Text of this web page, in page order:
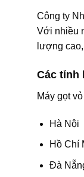
Công ty
Với nhiều
lượng
Các tỉnh
Máy gọt
Hà Nội
Hồ Chí
Đà